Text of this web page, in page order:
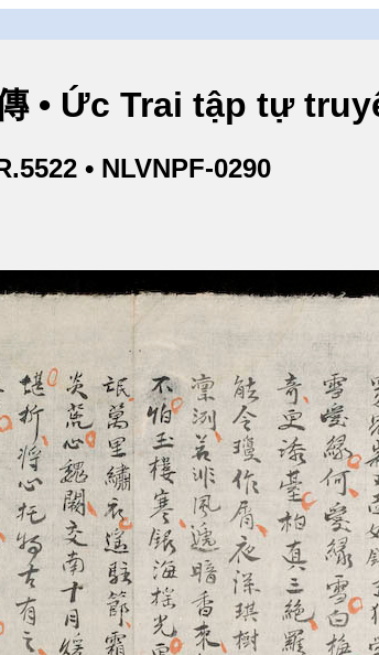
• Ức Trai tập tự
• NLVNPF-0290